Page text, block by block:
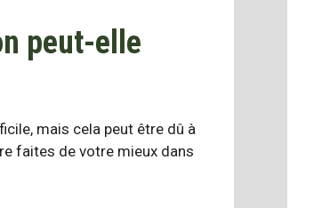
peut-elle
mais cela peut être dû à
faites de votre mieux dans